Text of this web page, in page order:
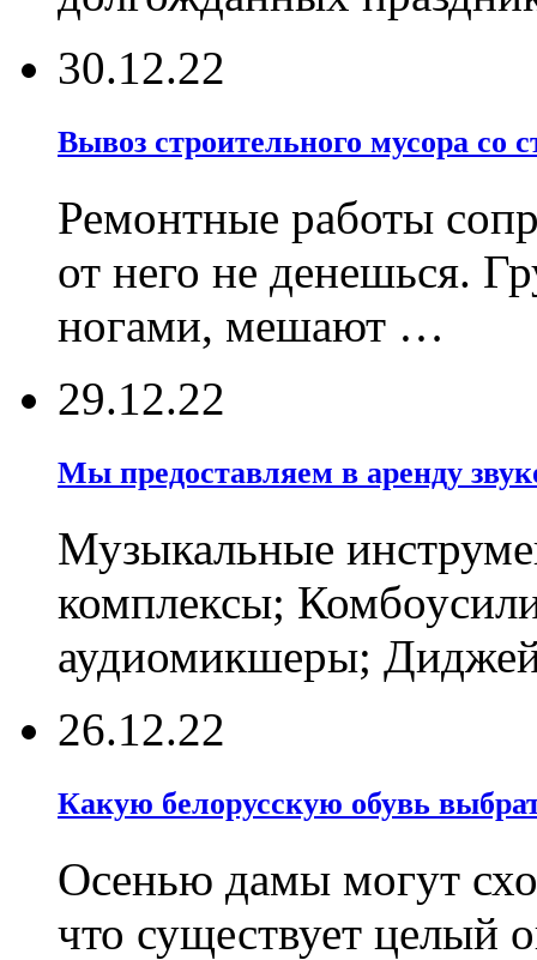
30.12.22
Вывоз строительного мусора со
Ремонтные работы
от него не денешься.
ногами, мешают …
29.12.22
Мы предоставляем в аренду
Музыкальные
комплексы;
аудиомикшеры;
26.12.22
Какую белорусскую обувь
Осенью дамы могут
что существует целый